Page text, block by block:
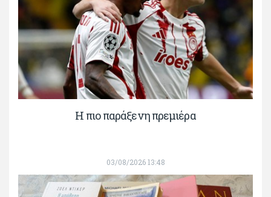
H πιο παράξενη πρεμιέρα
03/08/2026 13:48